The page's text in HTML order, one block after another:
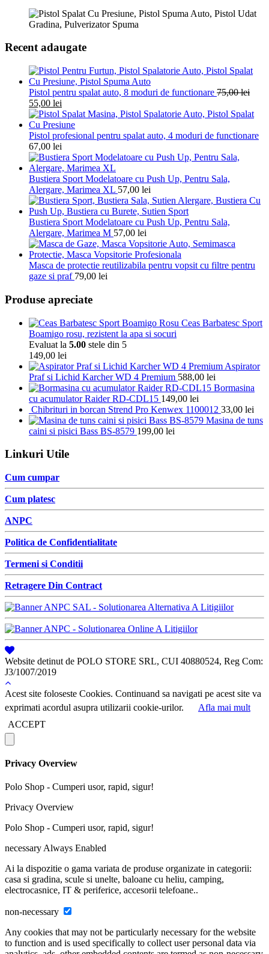
Recent adaugate
Pistol pentru spalat auto, 8 moduri de functionare 75,00lei
55,00 lei
Pistol profesional pentru spalat auto, 4 moduri de functionare
67,00 lei
Bustiera Sport Modelatoare cu Push Up, Pentru Sala,
Alergare, Marimea XL 57,00 lei
Bustiera Sport Modelatoare cu Push Up, Pentru Sala,
Alergare, Marimea M 57,00 lei
Masca de protectie reutilizabila pentru vopsit cu filtre pentru
gaze si praf 79,00 lei
Produse apreciate
Ceas Barbatesc Sport
Boamigo rosu, rezistent la apa si socuri
Evaluat la 5.00 stele din 5
149,00 lei
Aspirator
Praf si Lichid Karcher WD 4 Premium 588,00 lei
Bormasina
cu acumulator Raider RD-CDL15 149,00 lei
Chibrituri in borcan Strend Pro Kenwex 1100012 33,00 lei
Masina de tuns
caini si pisici Bass BS-8579 199,00 lei
Linkuri Utile
Cum cumpar
Cum platesc
ANPC
Politica de Confidentialitate
Termeni si Conditii
Retragere Din Contract
Website detinut de POLO STORE SRL, CUI 40880524, Reg Com:
J3/1007/2019
Acest site foloseste Cookies. Continuand sa navigati pe acest site va
exprimati acordul asupra utilizarii cookie-urilor.
Afla mai mult
ACCEPT
Privacy Overview
Polo Shop - Cumperi usor, rapid, sigur!
Privacy Overview
Polo Shop - Cumperi usor, rapid, sigur!
necessaryAlways Enabled
Ai la dispozitie o gama variata de produse organizate in categorii:
casa si gradina, scule si unelte, baloane cu heliu, camping,
electrocasnice, IT & periferice, accesorii telefoane..
non-necessary
Any cookies that may not be particularly necessary for the website
to function and is used specifically to collect user personal data via